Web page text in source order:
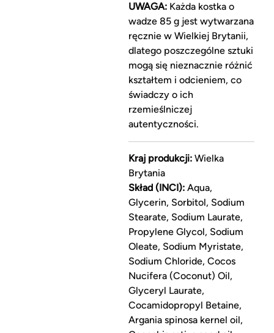
UWAGA:Każda kostka o
wadze 85 g jest wytwarzana
ręcznie w Wielkiej Brytanii,
dlatego poszczególne sztuki
mogą się nieznacznie różnić
kształtem i odcieniem, co
świadczy o ich
rzemieślniczej
autentyczności.
Kraj produkcji:Wielka
Brytania
Skład (INCI):Aqua,
Glycerin, Sorbitol, Sodium
Stearate, Sodium Laurate,
Propylene Glycol, Sodium
Oleate, Sodium Myristate,
Sodium Chloride, Cocos
Nucifera (Coconut) Oil,
Glyceryl Laurate,
Cocamidopropyl Betaine,
Argania spinosa kernel oil,